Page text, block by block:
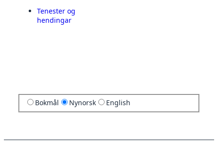
Tenester og
hendingar
Bokmål Nynorsk English